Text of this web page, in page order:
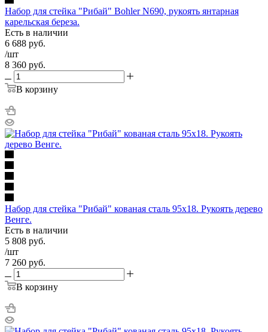
Набор для стейка "Рибай" Bohler N690, рукоять янтарная
карельская береза.
Есть в наличии
6 688 руб.
/шт
8 360 руб.
В корзину
Набор для стейка "Рибай" кованая сталь 95х18. Рукоять дерево
Венге.
Есть в наличии
5 808 руб.
/шт
7 260 руб.
В корзину